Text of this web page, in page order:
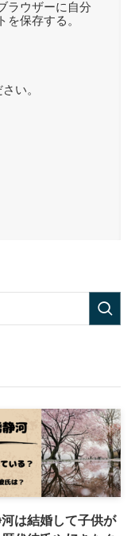
ラウザーに自分
保存する。
い。
は結婚して子供が